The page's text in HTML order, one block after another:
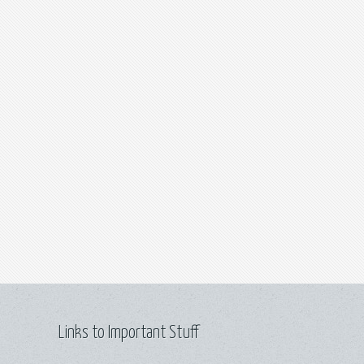
Links to Important Stuff